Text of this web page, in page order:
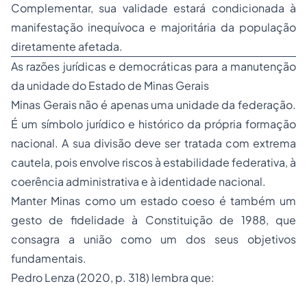
Complementar, sua validade estará condicionada à
manifestação inequívoca e majoritária da população
diretamente afetada.
As razões jurídicas e democráticas para a manutenção
da unidade do Estado de Minas Gerais
Minas Gerais não é apenas uma unidade da federação.
É um símbolo jurídico e histórico da própria formação
nacional. A sua divisão deve ser tratada com extrema
cautela, pois envolve riscos à estabilidade federativa, à
coerência administrativa e à identidade nacional.
Manter Minas como um estado coeso é também um
gesto de fidelidade à Constituição de 1988, que
consagra a união como um dos seus objetivos
fundamentais.
Pedro Lenza (2020, p. 318) lembra que: